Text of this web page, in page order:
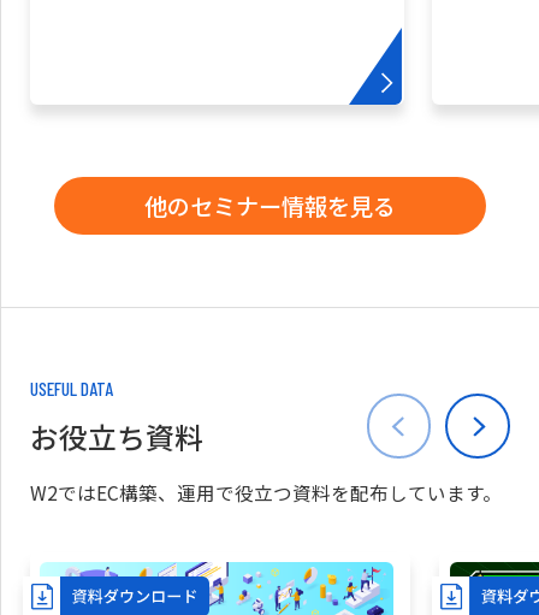
他のセミナー情報を見る
USEFUL DATA
お役立ち資料
W2ではEC構築、運用で役立つ資料を配布しています。